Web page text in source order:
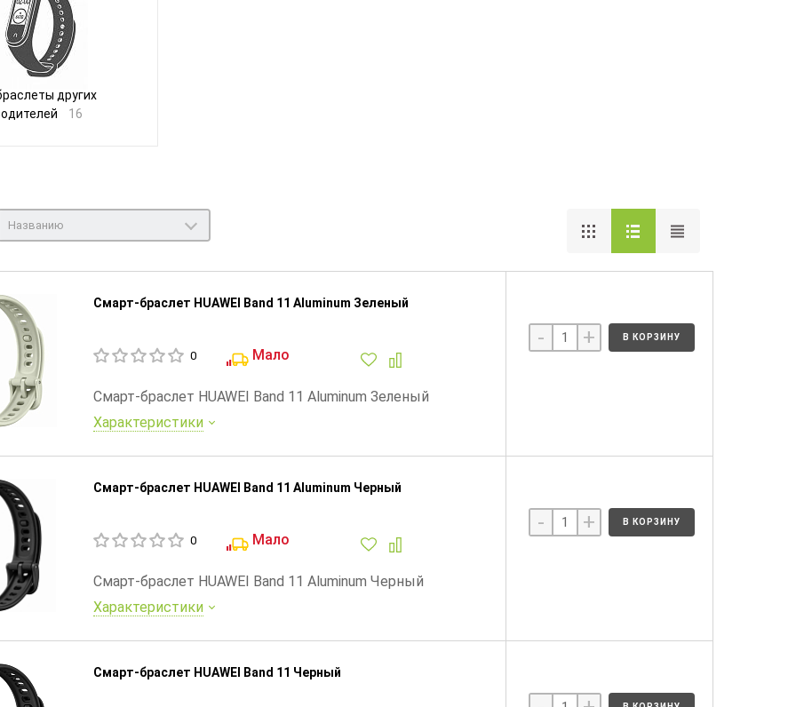
других
16
Названию
Смарт-браслет HUAWEI Band 11 Aluminum Зеленый
0 Мало
Смарт-браслет HUAWEI Band 11 Aluminum Зеленый
Характеристики
- + В КОРЗИНУ
Смарт-браслет HUAWEI Band 11 Aluminum Черный
0 Мало
Смарт-браслет HUAWEI Band 11 Aluminum Черный
Характеристики
- + В КОРЗИНУ
Смарт-браслет HUAWEI Band 11 Черный